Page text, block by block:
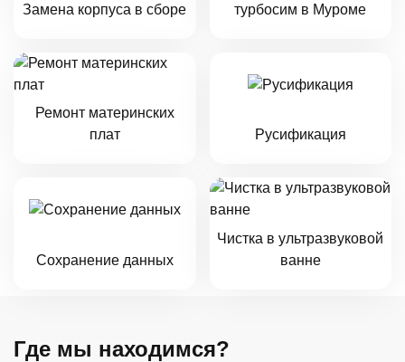
Замена корпуса в сборе
турбосим в Муроме
Ремонт материнских
плат
Русификация
Сохранение данных
Чистка в ультразвуковой
ванне
Где мы находимся?